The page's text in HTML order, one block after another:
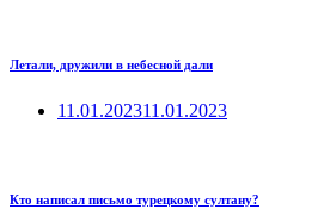
Летали, дружили в небесной дали
11.01.202311.01.2023
Кто написал письмо турецкому султану?